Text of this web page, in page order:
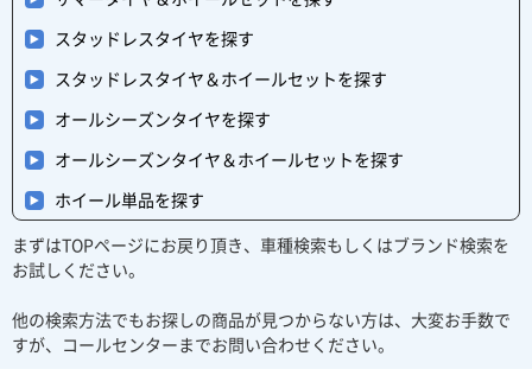
スタッドレスタイヤを探す
スタッドレスタイヤ＆ホイールセットを探す
オールシーズンタイヤを探す
オールシーズンタイヤ＆ホイールセットを探す
ホイール単品を探す
まずはTOPページにお戻り頂き、車種検索もしくはブランド検索を
お試しください。
他の検索方法でもお探しの商品が見つからない方は、大変お手数で
すが、コールセンターまでお問い合わせください。